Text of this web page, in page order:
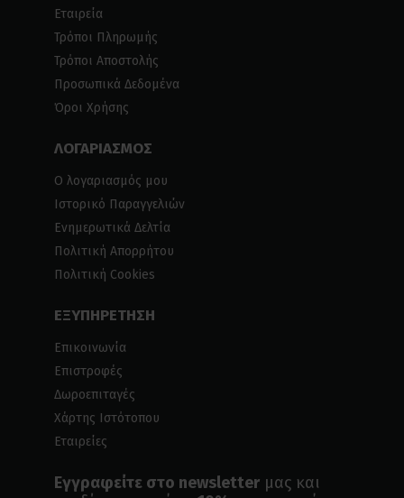
Εταιρεία
Τρόποι Πληρωμής
Τρόποι Αποστολής
Προσωπικά Δεδομένα
Όροι Χρήσης
ΛΟΓΑΡΙΑΣΜΟΣ
Ο λογαριασμός μου
Ιστορικό Παραγγελιών
Ενημερωτικά Δελτία
Πολιτική Απορρήτου
Πολιτική Cookies
ΕΞΥΠΗΡΕΤΗΣΗ
Επικοινωνία
Επιστροφές
Δωροεπιταγές
Χάρτης Ιστότοπου
Εταιρείες
Εγγραφείτε στο newsletter μας και